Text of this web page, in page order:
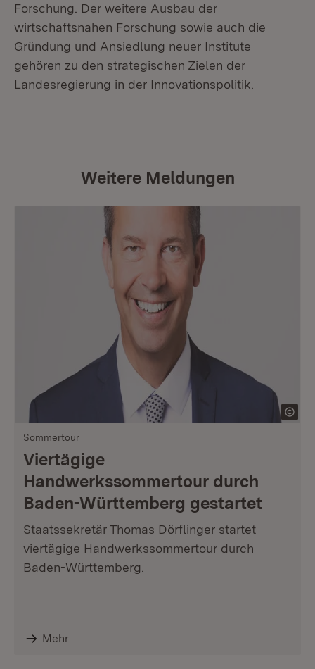
Forschung. Der weitere Ausbau der
wirtschaftsnahen Forschung sowie auch die
Gründung und Ansiedlung neuer Institute
gehören zu den strategischen Zielen der
Landesregierung in der Innovationspolitik.
Weitere Meldungen
Sommertour
Viertägige
Handwerkssommertour durch
Baden-Württemberg gestartet
Staatssekretär Thomas Dörflinger startet
viertägige Handwerkssommertour durch
Baden-Württemberg.
Mehr